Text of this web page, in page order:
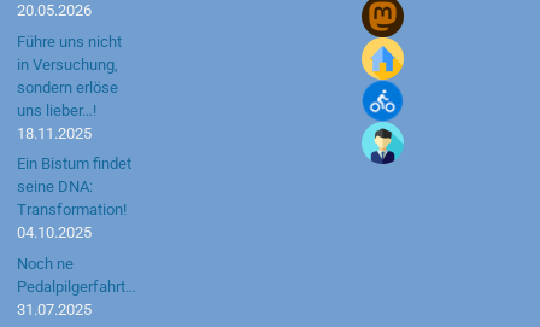
20.05.2026
Führe uns nicht
in Versuchung,
sondern erlöse
uns lieber…!
18.11.2025
Ein Bistum findet
seine DNA:
Transformation!
04.10.2025
Noch ne
Pedalpilgerfahrt…
31.07.2025